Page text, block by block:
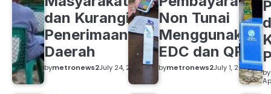
dan Kurangi
Penerimaan
Daerah
bymetronews2July 24, 2026
Non Tunai
Menggunakan
EDC dan QRIS
bymetronews2July 1, 2026 by